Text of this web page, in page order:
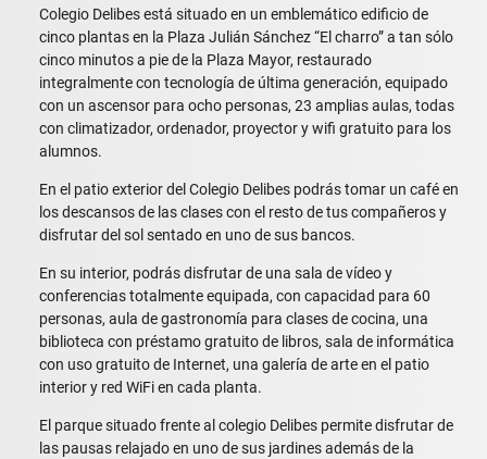
Colegio Delibes está situado en un emblemático edificio de
cinco plantas en la Plaza Julián Sánchez “El charro” a tan sólo
cinco minutos a pie de la Plaza Mayor, restaurado
integralmente con tecnología de última generación, equipado
con un ascensor para ocho personas, 23 amplias aulas, todas
con climatizador, ordenador, proyector y wifi gratuito para los
alumnos.
En el patio exterior del Colegio Delibes podrás tomar un café en
los descansos de las clases con el resto de tus compañeros y
disfrutar del sol sentado en uno de sus bancos.
En su interior, podrás disfrutar de una sala de vídeo y
conferencias totalmente equipada, con capacidad para 60
personas, aula de gastronomía para clases de cocina, una
biblioteca con préstamo gratuito de libros, sala de informática
con uso gratuito de Internet, una galería de arte en el patio
interior y red WiFi en cada planta.
El parque situado frente al colegio Delibes permite disfrutar de
las pausas relajado en uno de sus jardines además de la